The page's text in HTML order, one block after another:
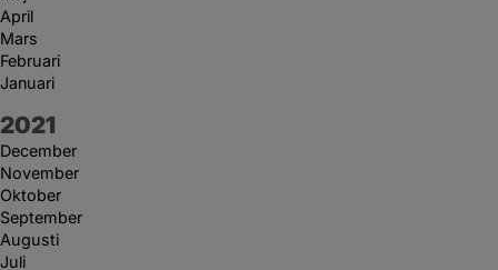
April
Mars
Februari
Januari
År:
2021
December
November
Oktober
September
Augusti
Juli